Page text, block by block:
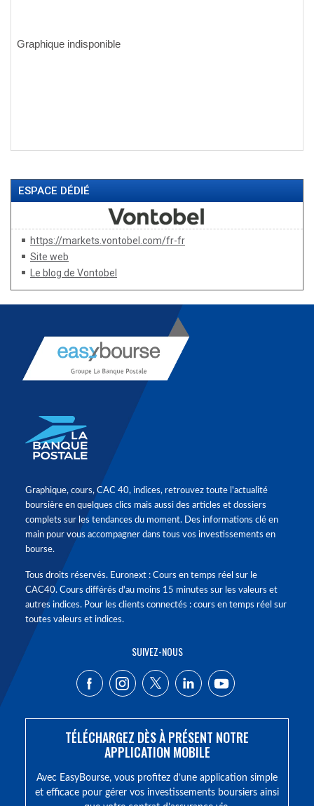
ESPACE DÉDIÉ
https://markets.vontobel.com/fr-fr
Site web
Le blog de Vontobel
Graphique, cours, CAC 40, indices, retrouvez toute l'actualité
boursière en quelques clics mais aussi des articles et dossiers
complets sur les tendances du moment. Des informations clé en
main pour vous accompagner dans tous vos investissements en
bourse.
Tous droits réservés. Euronext : Cours en temps réel sur le
CAC40. Cours différés d'au moins 15 minutes sur les valeurs et
autres indices. Pour les clients connectés : cours en temps réel sur
toutes valeurs et indices.
SUIVEZ-NOUS
TÉLÉCHARGEZ DÈS À PRÉSENT NOTRE
APPLICATION MOBILE
Avec EasyBourse, vous profitez d’une application simple
et efficace pour gérer vos investissements boursiers ainsi